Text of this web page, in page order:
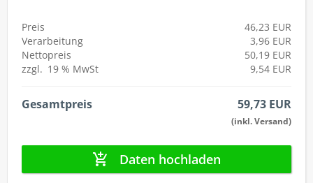
Preis
46,23 EUR
Verarbeitung
3,96 EUR
Nettopreis
50,19 EUR
zzgl. 19 % MwSt 9,54 EUR
Gesamtpreis 59,73 EUR
(inkl. Versand)
Daten hochladen